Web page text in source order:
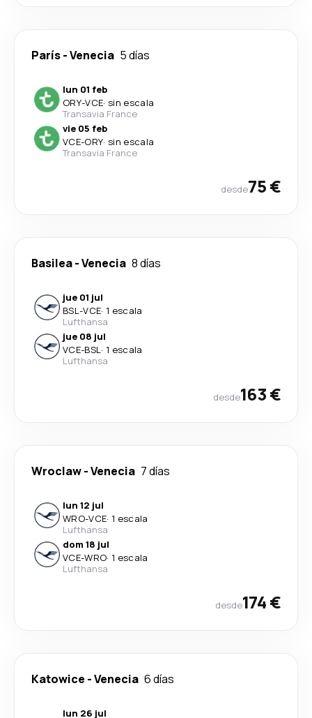
París-Venecia 5 días
lun 01 feb
ORY-VCE· sin escala
Transavia France
vie 05 feb
VCE-ORY· sin escala
Transavia France
desde75 €
Basilea-Venecia 8 días
jue 01 jul
BSL-VCE· 1 escala
Lufthansa
jue 08 jul
VCE-BSL· 1 escala
Lufthansa
desde163 €
Wroclaw-Venecia 7 días
lun 12 jul
WRO-VCE· 1 escala
Lufthansa
dom 18 jul
VCE-WRO· 1 escala
Lufthansa
desde174 €
Katowice -Venecia 6 días
lun 26 jul